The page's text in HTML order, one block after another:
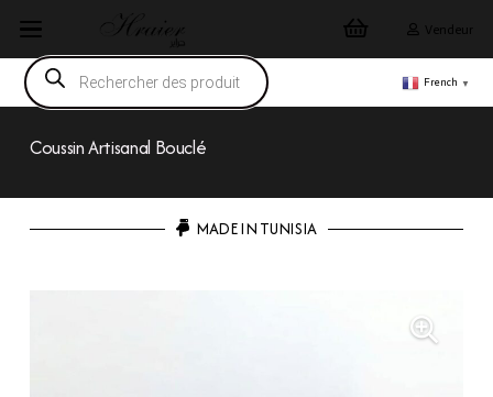
Vendeur
Recherche
de
produits
French ▼
Coussin Artisanal Bouclé
MADE IN TUNISIA